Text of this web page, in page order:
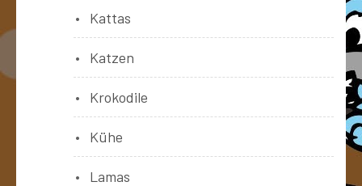
Kattas
Katzen
Krokodile
Kühe
Lamas